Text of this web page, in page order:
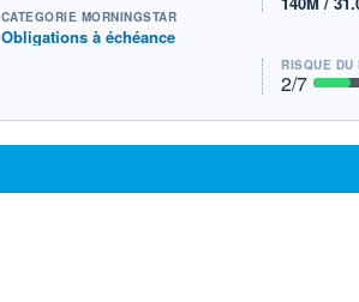
CATÉGORIE MORNINGSTAR
Obligations à échéance
RISQUE DU
2/7